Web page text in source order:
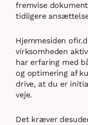
fremvise
tidligere
Hjemmesiden
virksomheden
har erfaring med
og optimering af
drive, at du er
veje.
Det kræver